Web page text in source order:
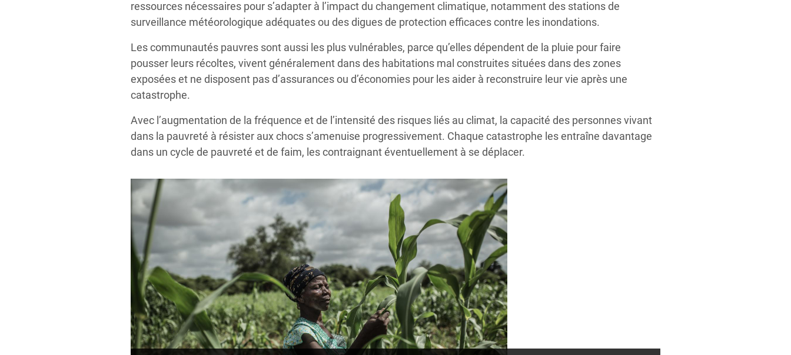
ressources nécessaires pour s’adapter à l’impact du changement climatique, notamment des stations de
surveillance météorologique adéquates ou des digues de protection efficaces contre les inondations.
Les communautés pauvres sont aussi les plus vulnérables, parce qu’elles dépendent de la pluie pour faire
pousser leurs récoltes, vivent généralement dans des habitations mal construites situées dans des zones
exposées et ne disposent pas d’assurances ou d’économies pour les aider à reconstruire leur vie après une
catastrophe.
Avec l’augmentation de la fréquence et de l’intensité des risques liés au climat, la capacité des personnes vivant
dans la pauvreté à résister aux chocs s’amenuise progressivement. Chaque catastrophe les entraîne davantage
dans un cycle de pauvreté et de faim, les contraignant éventuellement à se déplacer.